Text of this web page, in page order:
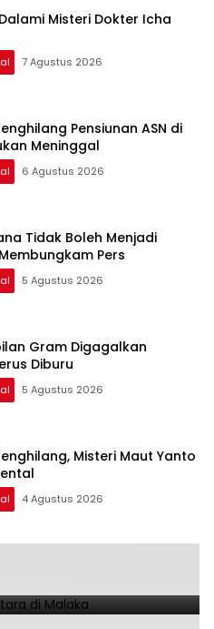
Misteri Dokter Icha
7 Agustus 2026
Pensiunan ASN di
Meninggal
6 Agustus 2026
Tidak Boleh Menjadi
Pers
5 Agustus 2026
Gram Digagalkan
Diburu
5 Agustus 2026
Misteri Maut Yanto
4 Agustus 2026
Sementara di Malaka